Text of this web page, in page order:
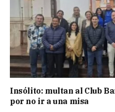
Insólito: multan al Club
por no ir a una misa